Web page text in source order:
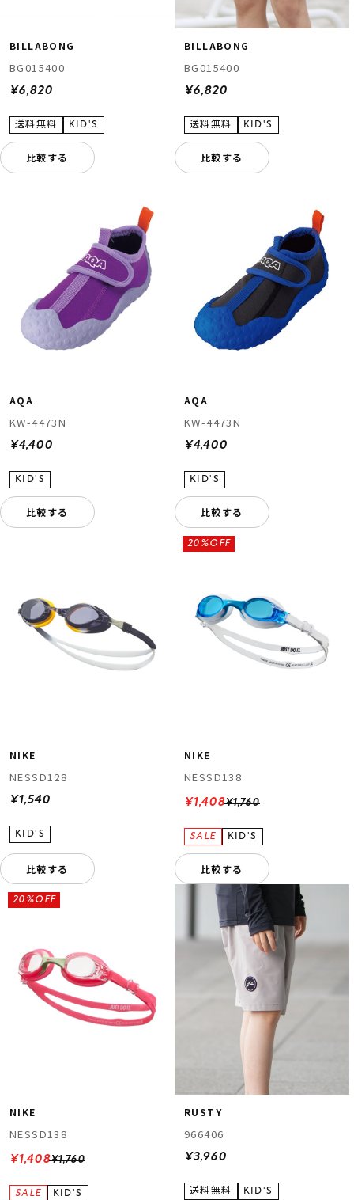
BILLABONG
BG015400
¥6,820
比較する
BILLABONG
BG015400
¥6,820
比較する
AQA
KW-4473N
¥4,400
比較する
AQA
KW-4473N
¥4,400
比較する
NIKE
NESSD128
¥1,540
比較する
NIKE
NESSD138
¥1,760
20%OFF
¥1,408
比較する
NIKE
NESSD138
¥1,760
20%OFF
¥1,408
RUSTY
966406
¥3,960